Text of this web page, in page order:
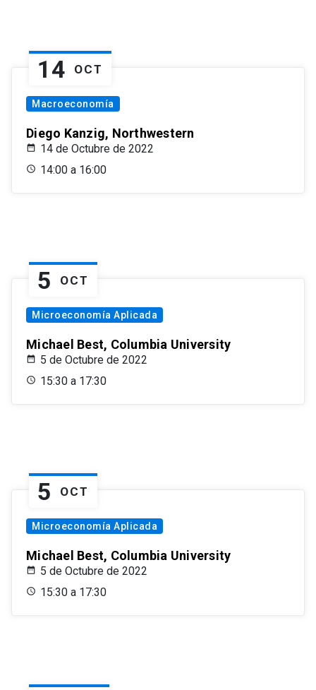
14 OCT
Macroeconomía
Diego Kanzig, Northwestern
14 de Octubre de 2022
14:00 a 16:00
5 OCT
Microeconomía Aplicada
Michael Best, Columbia University
5 de Octubre de 2022
15:30 a 17:30
5 OCT
Microeconomía Aplicada
Michael Best, Columbia University
5 de Octubre de 2022
15:30 a 17:30